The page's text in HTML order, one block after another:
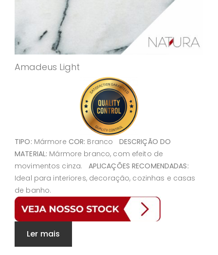
Amadeus Light
TIPO: Mármore COR: Branco DESCRIÇÃO DO
MATERIAL: Mármore branco, com efeito de
movimentos cinza. APLICAÇÕES RECOMENDADAS:
Ideal para interiores, decoração, cozinhas e casas
de banho.
Ler mais